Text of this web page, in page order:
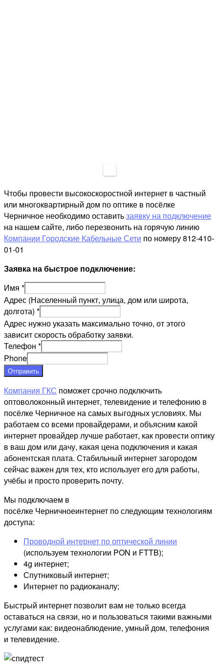
Чтобы провести высокоскоростной интернет в частный
или многоквартирный дом по оптике в посёлке
Черничное необходимо оставитьзаявку на подключение
на нашем сайте, либо перезвонить на горячую линию
Компании Городские Кабельные Сети по номеру 812-410-
01-01
Заявка на быстрое подключение:
Имя *
Адрес (Населенный пункт, улица, дом или широта,
долгота) *
Адрес нужно указать максимально точно, от этого
зависит скорость обработку заявки.
Телефон *
Phone
Отправить
Компания ГКС поможет срочно подключить
оптоволоконный интернет, телевидение и телефонию в
посёлке Черничное на самых выгодных условиях. Мы
работаем со всеми провайдерами, и объясним какой
интернет провайдер лучше работает, как провести оптику
в ваш дом или дачу, какая цена подключения и какая
абонентская плата. Стабильный интернет загородом
сейчас важен для тех, кто использует его для работы,
учёбы и просто проверить почту.
Мы подключаем в
посёлке Черничноеинтернет по следующим технологиям
доступа:
Проводной интернет по оптической линии
(используем технологии PON и FTTB);
4g интернет;
Спутниковый интернет;
Интернет по радиоканалу;
Быстрый интернет позволит вам не только всегда
оставаться на связи, но и пользоваться такими важными
услугами как: видеонаблюдение, умный дом, телефония
и телевидение.